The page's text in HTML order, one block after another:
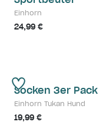
Einhorn
24,99 €
Socken 3er Pack
Einhorn Tukan Hund
19,99 €